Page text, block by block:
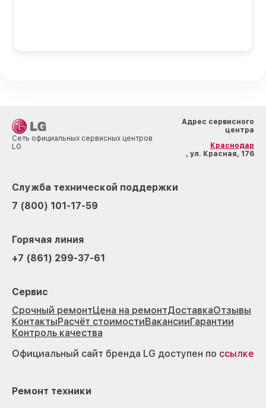
Сеть официальных сервисных центров
LG
Адрес сервисного
центра
Краснодар
, ул. Красная, 176
Служба технической поддержки
7 (800) 101-17-59
Горячая линия
+7 (861) 299-37-61
Сервис
Срочный ремонтЦена на ремонтДоставкаОтзывы
КонтактыРасчёт стоимостиВакансииГарантии
Контроль качества
Официальный сайт бренда LG доступен по ссылке
Ремонт техники